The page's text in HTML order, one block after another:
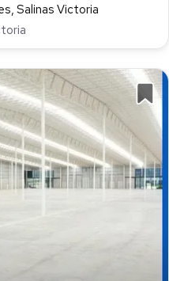
Salinas Victoria